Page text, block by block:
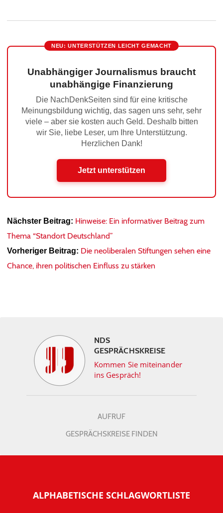
NEU: UNTERSTÜTZEN LEICHT GEMACHT
Unabhängiger Journalismus braucht
unabhängige Finanzierung
Die NachDenkSeiten sind für eine kritische
Meinungsbildung wichtig, das sagen uns sehr, sehr
viele – aber sie kosten auch Geld. Deshalb bitten
wir Sie, liebe Leser, um Ihre Unterstützung.
Herzlichen Dank!
Jetzt unterstützen
Nächster Beitrag: Hinweise: Ein informativer Beitrag zum
Thema “Standort Deutschland”
Vorheriger Beitrag: Die neoliberalen Stiftungen sehen eine
Chance, ihren politischen Einfluss zu stärken
NDS
GESPRÄCHSKREISE
Kommen Sie miteinander
ins Gespräch!
AUFRUF
GESPRÄCHSKREISE FINDEN
ALPHABETISCHE SCHLAGWORTLISTE